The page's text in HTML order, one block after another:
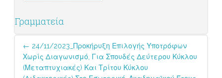
Γραμματεία
Post
navigation
← 24/11/2023_Προκήρυξη Επιλογής Υποτρόφων
Χωρίς Διαγωνισμό, Για Σπουδές Δεύτερου Κύκλου
(μεταπτυχιακές) Και Τρίτου Κύκλου